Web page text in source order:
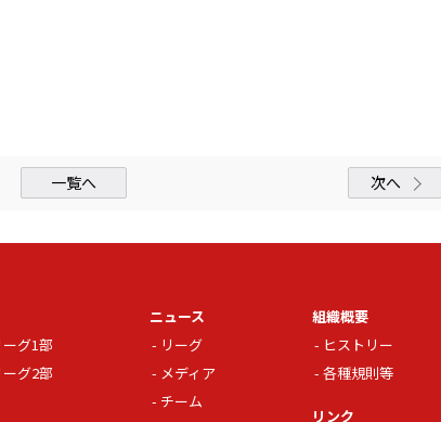
一覧へ 次へ
グ1部
グ2部
ニュース
リーグ
メディア
チーム
組織概要
ヒストリー
各種規則等
リンク